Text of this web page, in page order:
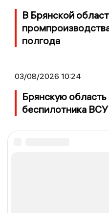
В Брянской
полгода
03/08/2026 10:24
Брянскую область
беспилотника ВСУ